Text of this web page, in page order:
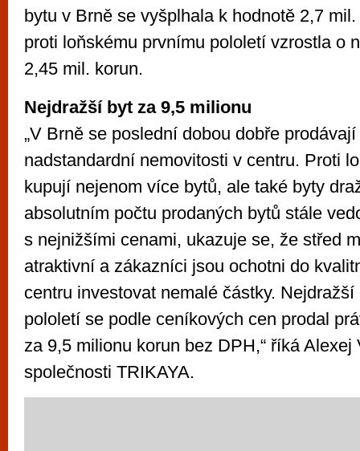
bytu v Brně se vyšplhala k hodnotě 2,7
proti loňskému prvnímu pololetí vzrostla o
2,45 mil. korun.
Nejdražší byt za 9,5 milionu
„V Brně se poslední dobou dobře
nadstandardní nemovitosti v centru. Proti
kupují nejenom více bytů, ale také byty
absolutním počtu prodaných bytů stále
s nejnižšími cenami, ukazuje se, že střed
atraktivní a zákazníci jsou ochotni do
centru investovat nemalé částky.
pololetí se podle ceníkových cen prodal
za 9,5 milionu korun bez DPH,“ říká Alexej
společnosti TRIKAYA.